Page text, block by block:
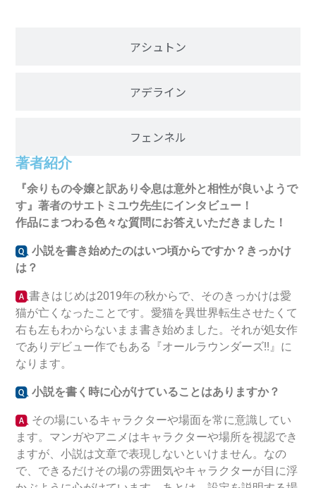
アシュトン
アデライン
フェンネル
著者紹介
『余りもの令嬢と訳あり令息は意外と相性が良いようで
す 』著者のサエトミユウ先生にインタビュー！
作品にまつわる色々な質問にお答えいただきました！
小説を書き始めたのはいつ頃からですか？きっかけ
は？
書きはじめは2019年の秋からで、そのきっかけは愛
猫が亡くなったことです。愛猫を異世界転生させたくて
右も左もわからないまま書き始めました。それが処女作
でありデビュー作でもある『オールラウンダーズ!!』に
なります。
小説を書く時に心がけていることはありますか？
その場にいるキャラクターや場面を常に意識してい
ます。マンガやアニメはキャラクターや場所を視認でき
ますが、小説は文章で表現しないといけません。なの
で、できるだけその場の雰囲気やキャラクターが目に浮